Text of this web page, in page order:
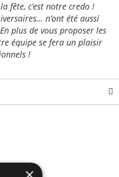
fête, c’est notre credo !
n’ont été aussi
plus de vous proposer les
équipe se fera un plaisir
!